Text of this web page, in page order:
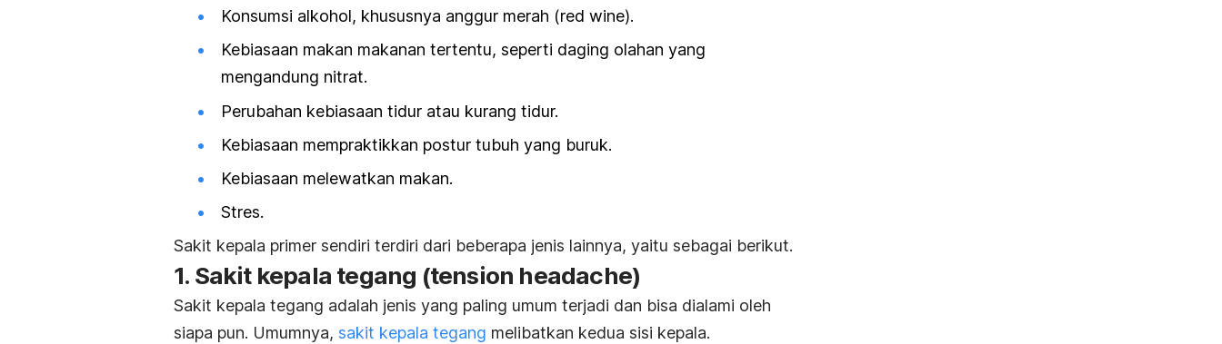
Konsumsi alkohol, khususnya anggur merah (red wine).
Kebiasaan makan makanan tertentu, seperti daging olahan yang
mengandung nitrat.
Perubahan kebiasaan tidur atau kurang tidur.
Kebiasaan mempraktikkan postur tubuh yang buruk.
Kebiasaan melewatkan makan.
Stres.
Sakit kepala primer sendiri terdiri dari beberapa jenis lainnya, yaitu sebagai berikut.
1. Sakit kepala tegang (tension headache)
Sakit kepala tegang adalah jenis yang paling umum terjadi dan bisa dialami oleh
siapa pun. Umumnya, sakit kepala tegang melibatkan kedua sisi kepala.